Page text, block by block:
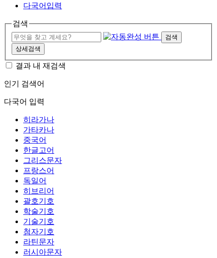
다국어입력
검색
검색
상세검색
결과 내 재검색
인기 검색어
다국어 입력
히라가나
가타카나
중국어
한글고어
그리스문자
프랑스어
독일어
히브리어
괄호기호
학술기호
기술기호
첨자기호
라틴문자
러시아문자